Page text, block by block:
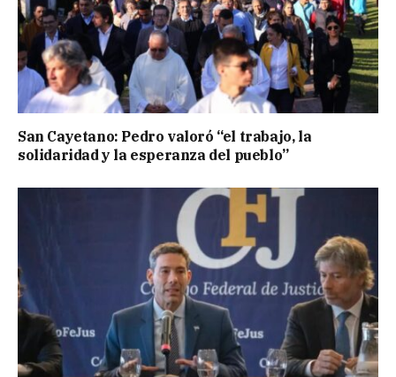
San Cayetano: Pedro valoró “el trabajo, la
solidaridad y la esperanza del pueblo”